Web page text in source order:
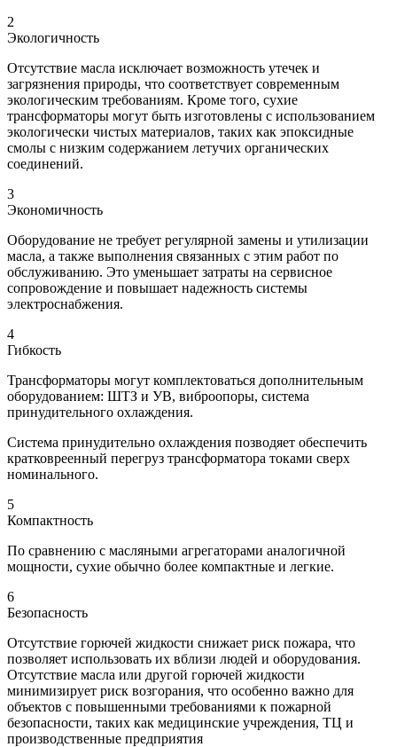
2
Экологичность
Отсутствие масла исключает возможность утечек и
загрязнения природы, что соответствует современным
экологическим требованиям. Кроме того, сухие
трансформаторы могут быть изготовлены с использованием
экологически чистых материалов, таких как эпоксидные
смолы с низким содержанием летучих органических
соединений.
3
Экономичность
Оборудование не требует регулярной замены и утилизации
масла, а также выполнения связанных с этим работ по
обслуживанию. Это уменьшает затраты на сервисное
сопровождение и повышает надежность системы
электроснабжения.
4
Гибкость
Трансформаторы могут комплектоваться дополнительным
оборудованием: ШТЗ и УВ, виброопоры, система
принудительного охлаждения.
Система принудительно охлаждения позводяет обеспечить
кратковреенный перегруз трансформатора токами сверх
номинального.
5
Компактность
По сравнению с масляными агрегаторами аналогичной
мощности, сухие обычно более компактные и легкие.
6
Безопасность
Отсутствие горючей жидкости снижает риск пожара, что
позволяет использовать их вблизи людей и оборудования.
Отсутствие масла или другой горючей жидкости
минимизирует риск возгорания, что особенно важно для
объектов с повышенными требованиями к пожарной
безопасности, таких как медицинские учреждения, ТЦ и
производственные предприятия